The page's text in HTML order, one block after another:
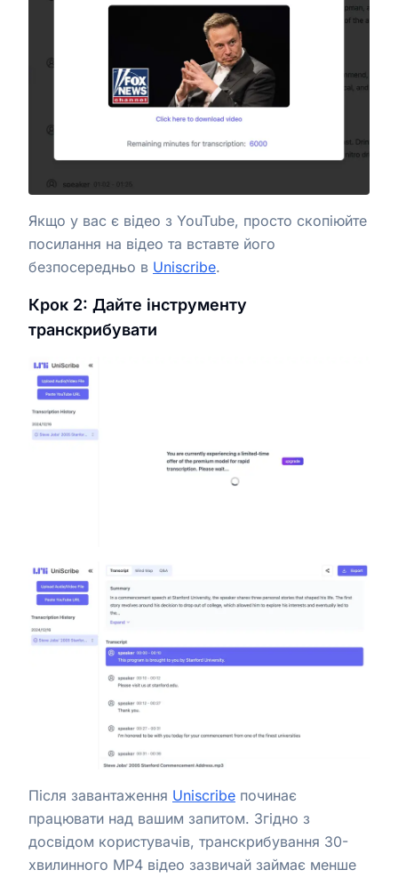
Якщо у вас є відео з YouTube, просто скопіюйте
посилання на відео та вставте його
безпосередньо в Uniscribe.
Крок 2: Дайте інструменту
транскрибувати
Після завантаження Uniscribe починає
працювати над вашим запитом. Згідно з
досвідом користувачів, транскрибування 30-
хвилинного MP4 відео зазвичай займає менше